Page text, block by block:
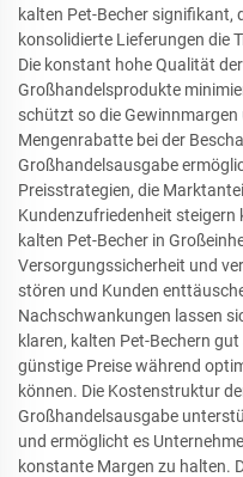
kalten Pet-Becher signifikant,
konsolidierte Lieferungen die
Die konstant hohe Qualität
Großhandelsprodukte
schützt so die
Mengenrabatte bei der
Großhandelsausgabe
Preisstrategien, die
Kundenzufriedenheit steigern
kalten Pet-Becher in
Versorgungssicherheit und
stören und Kunden
Nachschwankungen lassen
klaren, kalten Pet-Bechern
günstige Preise während
können. Die Kostenstruktur
Großhandelsausgabe
und ermöglicht es
konstante Margen zu halten.